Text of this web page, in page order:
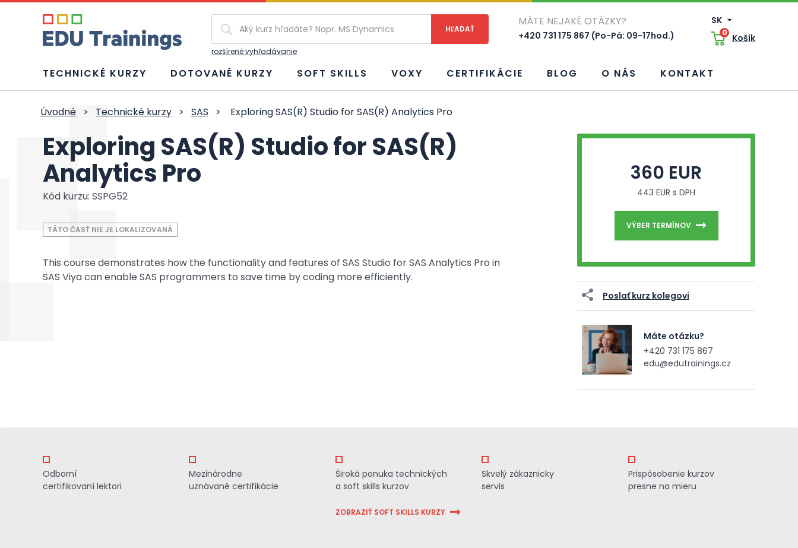
rozšírené vyhľadávanie
MÁTE NEJAKÉ OTÁZKY?
+420 731 175 867 (Po-Pá: 09-17hod.)
SK
0 Košík
TECHNICKÉ KURZY DOTOVANÉ KURZY SOFT SKILLS VOXY CERTIFIKÁCIE BLOG O NÁS KONTAKT
Úvodné > Technické kurzy > SAS > Exploring SAS(R) Studio for SAS(R) Analytics Pro
Exploring SAS(R) Studio for SAS(R)
Analytics Pro
Kód kurzu: SSPG52
TÁTO ČASŤ NIE JE LOKALIZOVANÁ
This course demonstrates how the functionality and features of SAS Studio for SAS Analytics Pro in
SAS Viya can enable SAS programmers to save time by coding more efficiently.
360 EUR
443 EUR s DPH
VÝBER TERMÍNOV
Poslať kurz kolegovi
Máte otázku?
+420 731 175 867
edu@edutrainings.cz
Odborní
certifikovaní lektori
Mezinárodne
uznávané certifikácie
Široká ponuka technických
a soft skills kurzov
ZOBRAZIŤ SOFT SKILLS KURZY
Skvelý zákaznicky
servis
Prispôsobenie kurzov
presne na mieru